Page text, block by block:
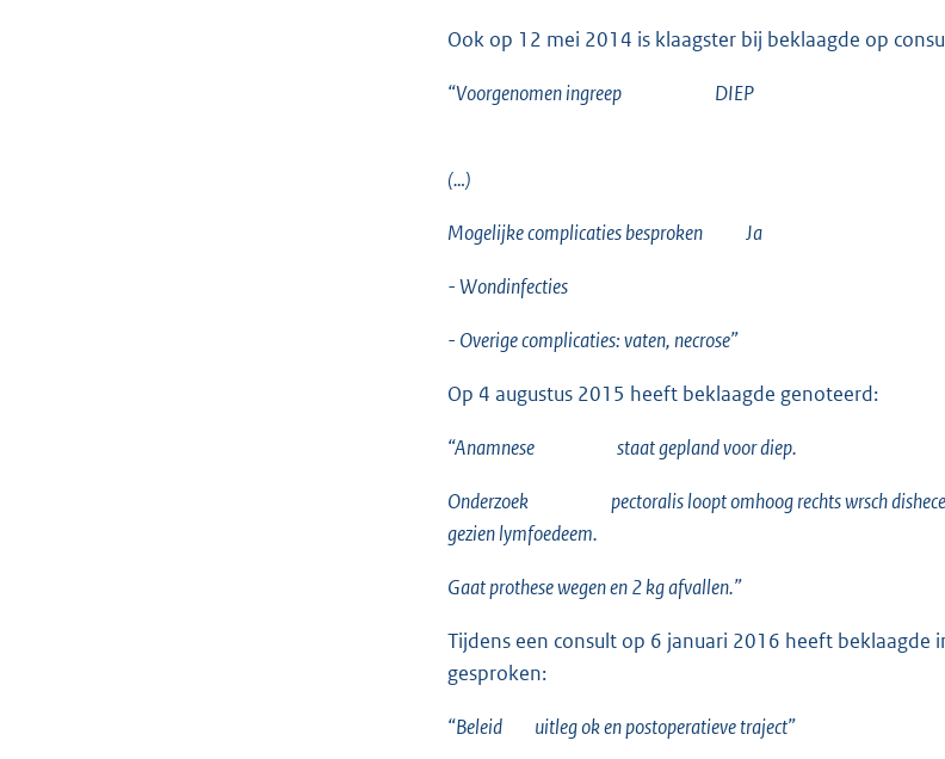
Ook op 12 mei 2014 is klaagster bij beklaagde op
“Voorgenomen ingreep DIEP
(…)
Mogelijke complicaties besproken Ja
- Wondinfecties
- Overige complicaties: vaten, necrose”
Op 4 augustus 2015 heeft beklaagde genoteerd:
“Anamnese staat gepland voor diep.
Onderzoek pectoralis loopt omhoog rechts wrsch dishecent
gezien lymfoedeem.
Gaat prothese wegen en 2 kg afvallen.”
Tijdens een consult op 6 januari 2016 heeft
gesproken:
“Beleid uitleg ok en postoperatieve traject”